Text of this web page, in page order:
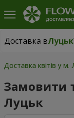
Доставка вЛуцьк
Доставка в
Доставка квітів у м.
Замовити
Луцьк